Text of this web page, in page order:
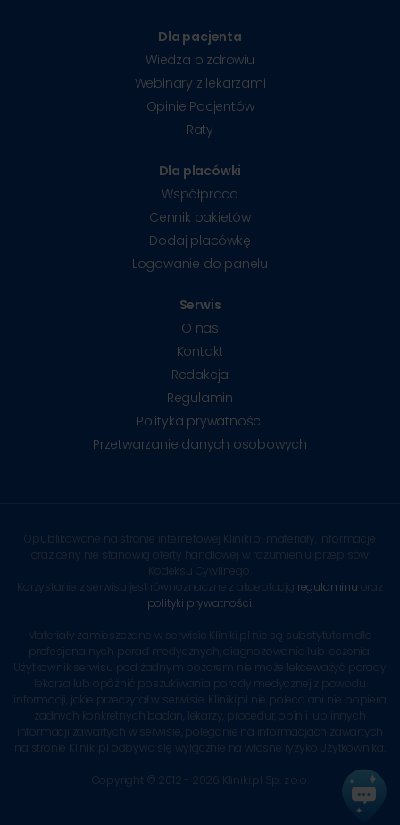
Dla pacjenta
Wiedza o zdrowiu
Webinary z lekarzami
Opinie Pacjentów
Raty
Dla placówki
Współpraca
Cennik pakietów
Dodaj placówkę
Logowanie do panelu
Serwis
O nas
Kontakt
Redakcja
Regulamin
Polityka prywatności
Przetwarzanie danych osobowych
Opublikowane na stronie internetowej Kliniki.pl materiały, informacje
oraz ceny nie stanowią oferty handlowej w rozumieniu przepisów
Kodeksu Cywilnego.
Korzystanie z serwisu jest równoznaczne z akceptacją regulaminu oraz
polityki prywatności
Materiały zamieszczone w serwisie Kliniki.pl nie są substytutem dla
profesjonalnych porad medycznych, diagnozowania lub leczenia.
Użytkownik serwisu pod żadnym pozorem nie może lekceważyć porady
lekarza lub opóźnić poszukiwania porady medycznej z powodu
informacji, jakie przeczytał w serwisie. Kliniki.pl nie poleca ani nie popiera
żadnych konkretnych badań, lekarzy, procedur, opinii lub innych
informacji zawartych w serwisie, poleganie na informacjach zawartych
na stronie Kliniki.pl odbywa się wyłącznie na własne ryzyko Użytkownika.
Copyright © 2012 - 2026 Kliniki.pl Sp. z o.o.